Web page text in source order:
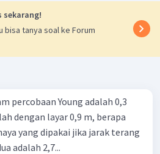
sekarang!
bisa tanya soal ke Forum
percobaan Young adalah 0,3
dengan layar 0,9 m, berapa
yang dipakai jika jarak terang
adalah 2,7...